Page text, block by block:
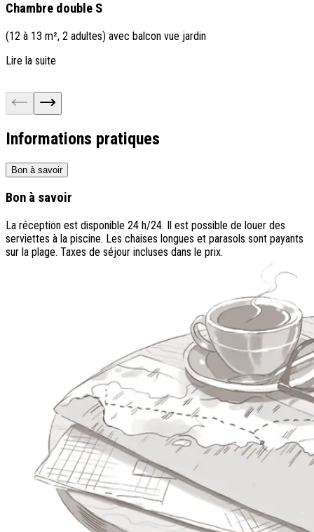
Chambre double S
(12 à 13 m², 2 adultes) avec balcon vue jardin
Lire la suite
Informations pratiques
Bon à savoir
Bon à savoir
La réception est disponible 24 h/24. Il est possible de louer des
serviettes à la piscine. Les chaises longues et parasols sont payants
sur la plage. Taxes de séjour incluses dans le prix.